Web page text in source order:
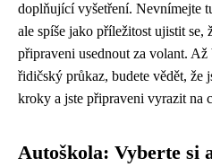
doplňující vyšetření. Nevnímejte
ale spíše jako příležitost ujistit se,
připraveni usednout za volant. Až
řidičský průkaz, budete vědět, že
kroky a jste připraveni vyrazit na
Autoškola: Vyberte si